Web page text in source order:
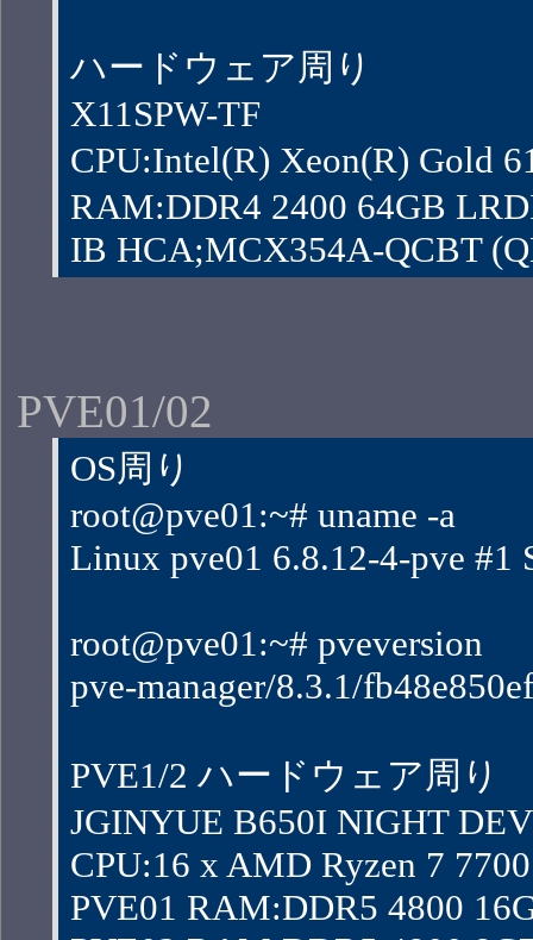
ハードウェア周り
X11SPW-TF
CPU:Intel(R) Xeon(R) Gold
RAM:DDR4 2400 64GB
IB HCA;MCX354A-QCBT
PVE01/02
OS周り
root@pve01:~# uname -a
Linux pve01 6.8.12-4-pve
root@pve01:~# pveversion
pve-manager/8.3.1/
PVE1/2 ハードウェア周り
JGINYUE B650I NIGHT
CPU:16 x AMD Ryzen 7
PVE01 RAM:DDR5 4800